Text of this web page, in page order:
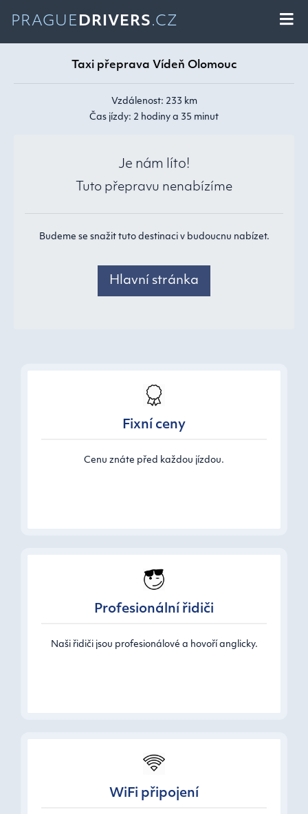
PRAGUE DRIVERS.CZ
Taxi přeprava Vídeň Olomouc
Vzdálenost: 233 km
Čas jízdy: 2 hodiny a 35 minut
Je nám líto!
Tuto přepravu nenabízíme
Budeme se snažit tuto destinaci v budoucnu nabízet.
Hlavní stránka
Fixní ceny
Cenu znáte před každou jízdou.
Profesionální řidiči
Naši řidiči jsou profesionálové a hovoří anglicky.
WiFi připojení